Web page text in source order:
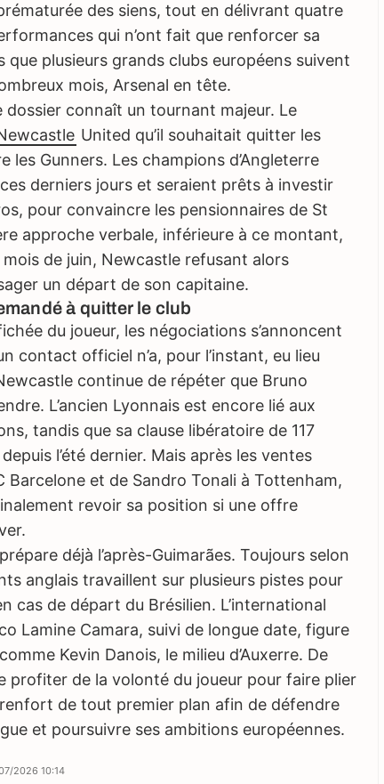
des siens, tout en délivrant quatre
qui n’ont fait que renforcer sa
que plusieurs grands clubs européens suivent
mois, Arsenal en tête.
votre bloqueur de publicités. Désactivez-le sur Foot
la regarder et soutenir nos 30 journalistes.
dossier connaît un tournant majeur. Le
United qu’il souhaitait quitter les
les Gunners. Les champions d’Angleterre
derniers jours et seraient prêts à investir
pour convaincre les pensionnaires de St
approche verbale, inférieure à ce montant,
de juin, Newcastle refusant alors
un départ de son capitaine.
à quitter le club
du joueur, les négociations s’annoncent
contact officiel n’a, pour l’instant, eu lieu
continue de répéter que Bruno
L’ancien Lyonnais est encore lié aux
tandis que sa clause libératoire de 117
l’été dernier. Mais après les ventes
Barcelone et de Sandro Tonali à Tottenham,
revoir sa position si une offre
déjà l’après-Guimarães. Toujours selon
anglais travaillent sur plusieurs pistes pour
cas de départ du Brésilien. L’international
Lamine Camara, suivi de longue date, figure
Kevin Danois, le milieu d’Auxerre. De
profiter de la volonté du joueur pour faire plier
de tout premier plan afin de défendre
et poursuivre ses ambitions européennes.
2026 10:14